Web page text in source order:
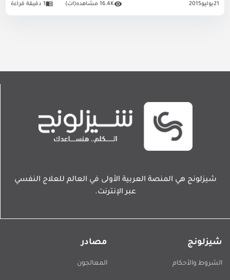
21يوليو2015 16.4K مشاهده(ات) 1 دقيقة قراءة
شيزلونج هي المنصة العربية الأولى في العالم للعلاج النفسي
عبر الإنترنت.
شيزلونج
الشروط والأحكام
مصادر
المعالجون